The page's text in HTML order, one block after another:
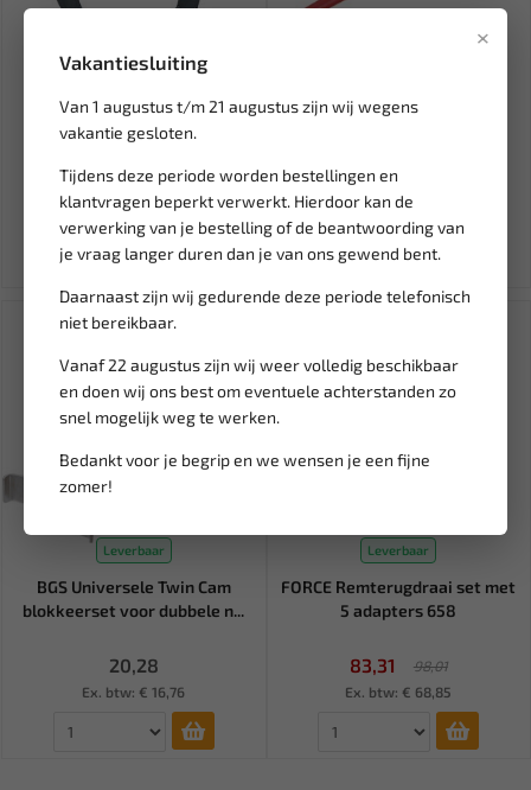
×
Vakantiesluiting
Van 1 augustus t/m 21 augustus zijn wij wegens
vakantie gesloten.
Tijdens deze periode worden bestellingen en
klantvragen beperkt verwerkt. Hierdoor kan de
verwerking van je bestelling of de beantwoording van
je vraag langer duren dan je van ons gewend bent.
Daarnaast zijn wij gedurende deze periode telefonisch
niet bereikbaar.
Vanaf 22 augustus zijn wij weer volledig beschikbaar
en doen wij ons best om eventuele achterstanden zo
snel mogelijk weg te werken.
Bedankt voor je begrip en we wensen je een fijne
zomer!
FORCE Carrosserieklem
Trekklem 4 Ton 62508
176,64
207,82
Ex. btw: € 145,99
VIGOR Spanningtester
6,65
Ex. btw: € 5,50
Leverbaar
BGS Universele Twin Cam
blokkeerset voor dubbele n...
20,28
Ex. btw: € 16,76
Leverbaar
FORCE Remterugdraai set met
5 adapters 658
83,31
98,01
Ex. btw: € 68,85